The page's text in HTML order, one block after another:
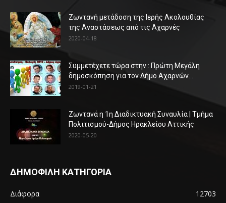
Ζωντανή μετάδοση της Ιερής Ακολουθίας
της Αναστάσεως από τις Αχαρνές
2020-04-18
Συμμετέχετε τώρα στην : Πρώτη Μεγάλη
δημοσκόπηση για τον Δήμο Αχαρνών...
2019-01-21
Ζωντανά η 1η Διαδικτυακή Συναυλία | Τμήμα
Πολιτισμού-Δήμος Ηρακλείου Αττικής
2020-05-20
ΔΗΜΟΦΙΛΗ ΚΑΤΗΓΟΡΙΑ
Διάφορα
12703